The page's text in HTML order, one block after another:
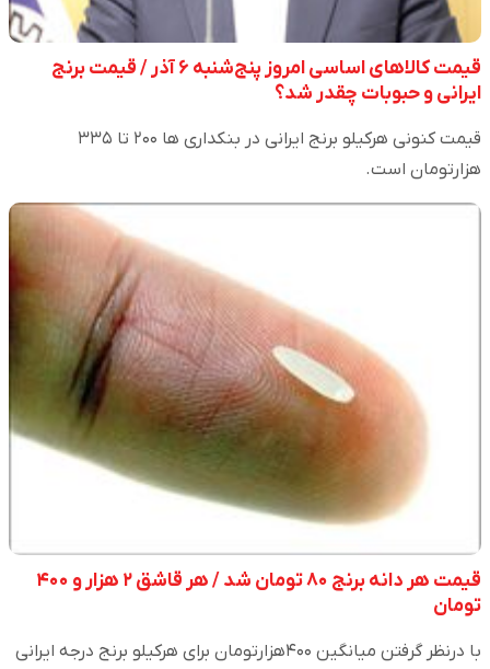
قیمت کالا‌های اساسی امروز پنج‌شنبه ۶ آذر / قیمت برنج
ایرانی و حبوبات چقدر شد؟
قیمت کنونی هرکیلو برنج ایرانی در بنکداری ها ۲۰۰ تا ۳۳۵
هزارتومان است.
قیمت هر دانه برنج ۸۰ تومان شد / هر قاشق ۲ هزار و ۴۰۰
تومان
با درنظر گرفتن میانگین ۴۰۰هزارتومان برای هرکیلو برنج درجه ایرانی